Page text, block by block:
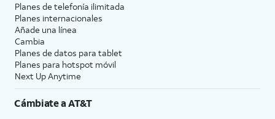
Planes de telefonía ilimitada
Planes internacionales
Añade una línea
Cambia
Planes de datos para tablet
Planes para hotspot móvil
Next Up Anytime
Cámbiate aAT&T